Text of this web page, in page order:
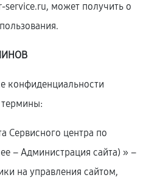
service.ru, может получить о
конфиденциальности
Сервисного центра по
– Администрация сайта) » –
на управления сайтом,